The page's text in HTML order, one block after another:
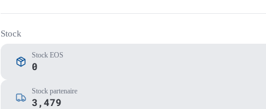
Stock
Stock EOS
0
Stock partenaire
3,479